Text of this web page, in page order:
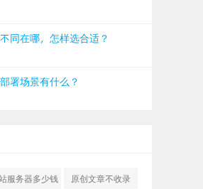
同在哪，怎样选合适？
署场景有什么？
服务器多少钱 原创文章不收录